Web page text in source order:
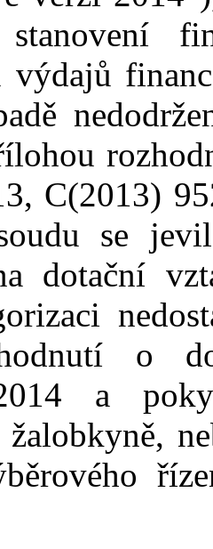
stanovení
výdajů
C(2013)
oudu se jev
dotační
o
a
žalobkyně, ne